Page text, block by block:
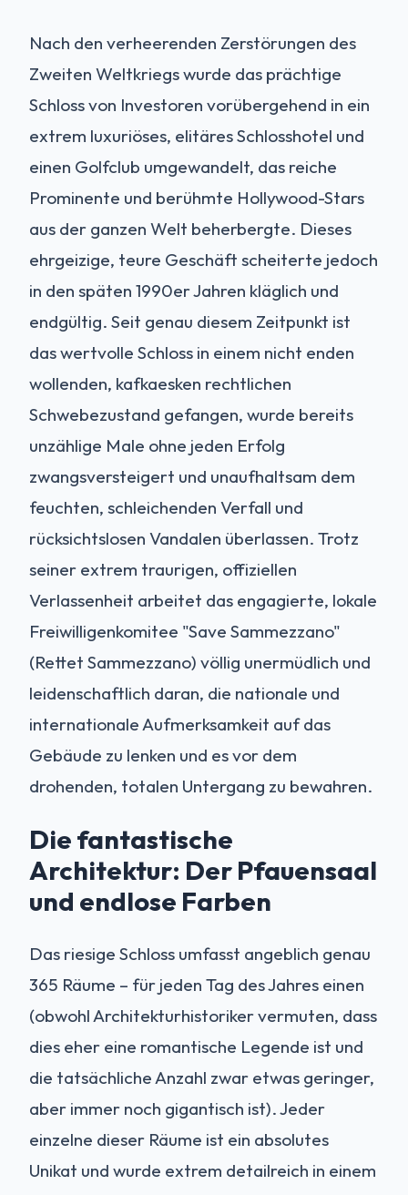
Nach den verheerenden Zerstörungen des
Zweiten Weltkriegs wurde das prächtige
Schloss von Investoren vorübergehend in ein
extrem luxuriöses, elitäres Schlosshotel und
einen Golfclub umgewandelt, das reiche
Prominente und berühmte Hollywood-Stars
aus der ganzen Welt beherbergte. Dieses
ehrgeizige, teure Geschäft scheiterte jedoch
in den späten 1990er Jahren kläglich und
endgültig. Seit genau diesem Zeitpunkt ist
das wertvolle Schloss in einem nicht enden
wollenden, kafkaesken rechtlichen
Schwebezustand gefangen, wurde bereits
unzählige Male ohne jeden Erfolg
zwangsversteigert und unaufhaltsam dem
feuchten, schleichenden Verfall und
rücksichtslosen Vandalen überlassen. Trotz
seiner extrem traurigen, offiziellen
Verlassenheit arbeitet das engagierte, lokale
Freiwilligenkomitee "Save Sammezzano"
(Rettet Sammezzano) völlig unermüdlich und
leidenschaftlich daran, die nationale und
internationale Aufmerksamkeit auf das
Gebäude zu lenken und es vor dem
drohenden, totalen Untergang zu bewahren.
Die fantastische
Architektur: Der Pfauensaal
und endlose Farben
Das riesige Schloss umfasst angeblich genau
365 Räume – für jeden Tag des Jahres einen
(obwohl Architekturhistoriker vermuten, dass
dies eher eine romantische Legende ist und
die tatsächliche Anzahl zwar etwas geringer,
aber immer noch gigantisch ist). Jeder
einzelne dieser Räume ist ein absolutes
Unikat und wurde extrem detailreich in einem